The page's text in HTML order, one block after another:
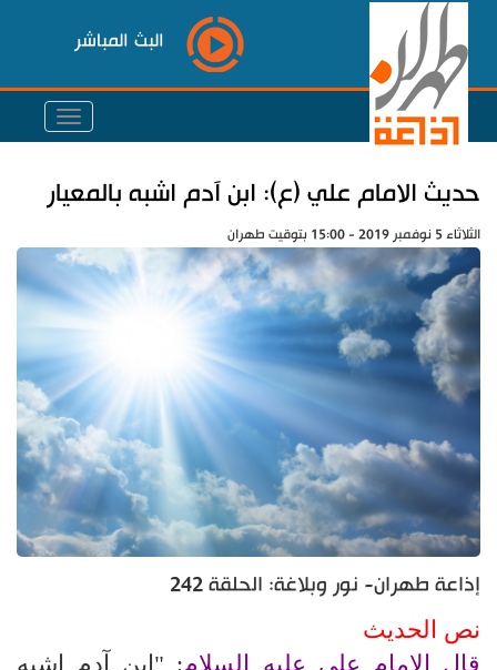
البث المباشر
حديث الامام علي (ع): ابن آدم اشبه بالمعيار
الثلاثاء 5 نوفمبر 2019 - 15:00 بتوقيت طهران
إذاعة طهران- نور وبلاغة: الحلقة 242
نص الحديث
قال الامام علي عليه السلام: "ابن آدم اشبه